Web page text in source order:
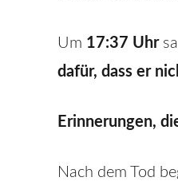
Um 17:37 Uhr
dafür, dass er
Erinnerungen,
Nach dem Tod